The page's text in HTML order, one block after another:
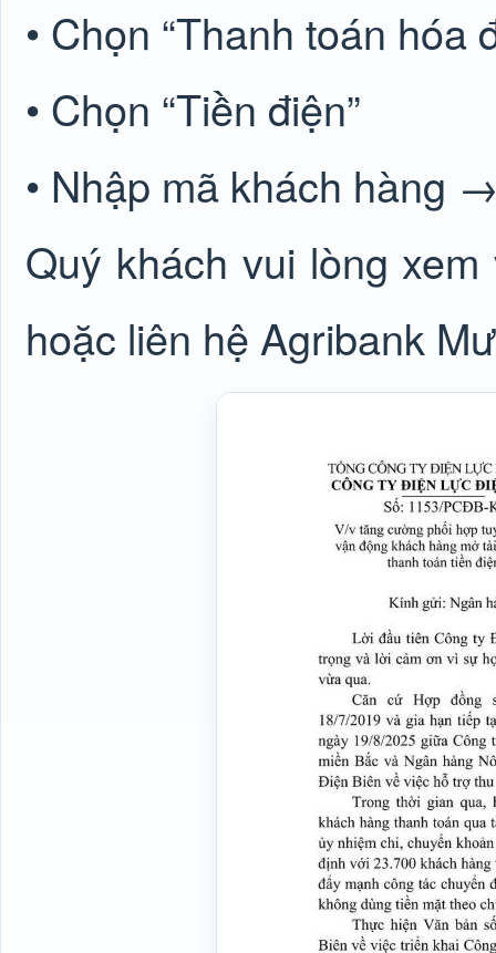
• Chọn “Thanh toán hóa
• Chọn “Tiền điện”
• Nhập mã khách hàng
Quý khách vui lòng
hoặc liên hệ Agribank